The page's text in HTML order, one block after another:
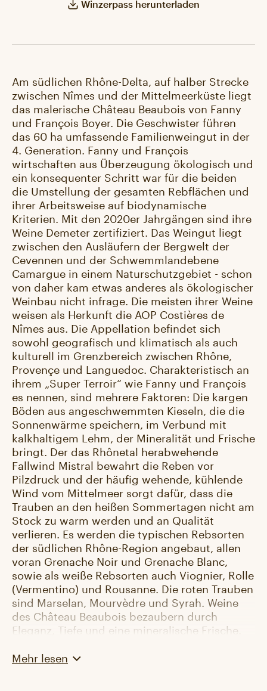
Winzerpass herunterladen
Am südlichen Rhône-Delta, auf halber Strecke
zwischen Nîmes und der Mittelmeerküste liegt
das malerische Château Beaubois von Fanny
und François Boyer. Die Geschwister führen
das 60 ha umfassende Familienweingut in der
4. Generation. Fanny und François
wirtschaften aus Überzeugung ökologisch und
ein konsequenter Schritt war für die beiden
die Umstellung der gesamten Rebflächen und
ihrer Arbeitsweise auf biodynamische
Kriterien. Mit den 2020er Jahrgängen sind ihre
Weine Demeter zertifiziert. Das Weingut liegt
zwischen den Ausläufern der Bergwelt der
Cevennen und der Schwemmlandebene
Camargue in einem Naturschutzgebiet - schon
von daher kam etwas anderes als ökologischer
Weinbau nicht infrage. Die meisten ihrer Weine
weisen als Herkunft die AOP Costières de
Nîmes aus. Die Appellation befindet sich
sowohl geografisch und klimatisch als auch
kulturell im Grenzbereich zwischen Rhône,
Provençe und Languedoc. Charakteristisch an
ihrem „Super Terroir“ wie Fanny und François
es nennen, sind mehrere Faktoren: Die kargen
Böden aus angeschwemmten Kieseln, die die
Sonnenwärme speichern, im Verbund mit
kalkhaltigem Lehm, der Mineralität und Frische
bringt. Der das Rhônetal herabwehende
Fallwind Mistral bewahrt die Reben vor
Pilzdruck und der häufig wehende, kühlende
Wind vom Mittelmeer sorgt dafür, dass die
Trauben an den heißen Sommertagen nicht am
Stock zu warm werden und an Qualität
verlieren. Es werden die typischen Rebsorten
der südlichen Rhône-Region angebaut, allen
voran Grenache Noir und Grenache Blanc,
sowie als weiße Rebsorten auch Viognier, Rolle
(Vermentino) und Rousanne. Die roten Trauben
sind Marselan, Mourvèdre und Syrah. Weine
des Château Beaubois bezaubern durch
Eleganz, Tiefe und eine mineralische Frische.
Mehr lesen